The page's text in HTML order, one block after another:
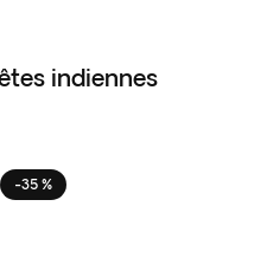
indiennes
-35 %